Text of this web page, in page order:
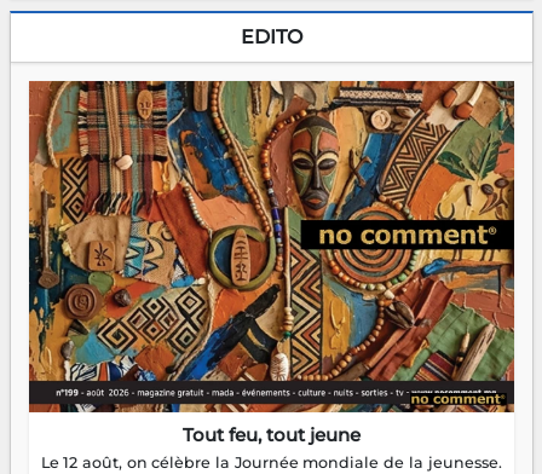
EDITO
Tout feu, tout jeune
Le 12 août, on célèbre la Journée mondiale de la jeunesse.